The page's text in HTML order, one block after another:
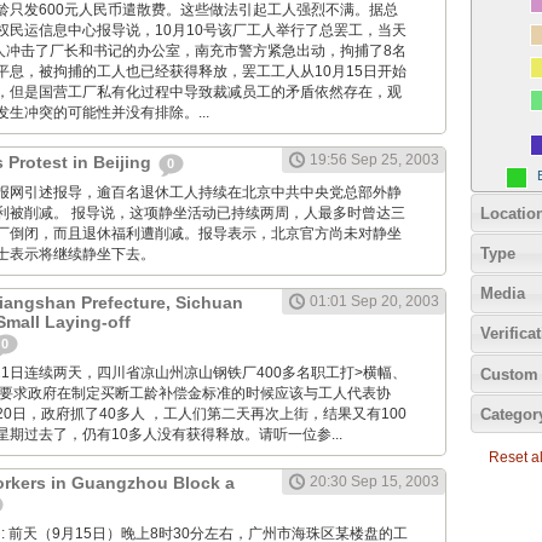
只发600元人民币遣散费。这些做法引起工人强烈不满。据总
民运信息中心报导说，10月10号该厂工人举行了总罢工，当天
击了厂长和书记的办公室，南充市警方紧急出动，拘捕了8名
息，被拘捕的工人也已经获得释放，罢工工人从10月15日开始
但是国营工厂私有化过程中导致裁减员工的矛盾依然存在，观
生冲突的可能性并没有排除。...
Protest in Beijing 0
19:56 Sep 25, 2003
网引述报导，逾百名退休工人持续在北京中共中央党总部外静
被削减。 报导说，这项静坐活动已持续两周，人最多时曾达三
倒闭，而且退休福利遭削减。报导表示，北京官方尚未对静坐
示将继续静坐下去。
Prefecture, Sichuan
Laying-off
0
01:01 Sep 20, 2003
日连续两天，四川省凉山州凉山钢铁厂400多名职工打>横幅、
求政府在制定买断工龄补偿金标准的时候应该与工人代表协
日，政府抓了40多人 ，工人们第二天再次上街，结果又有100
期过去了，仍有10多人没有获得释放。请听一位参...
in Guangzhou Block a 20:30 Sep 15, 2003
前天（9月15日）晚上8时30分左右，广州市海珠区某楼盘的工
Type
Media
Reset